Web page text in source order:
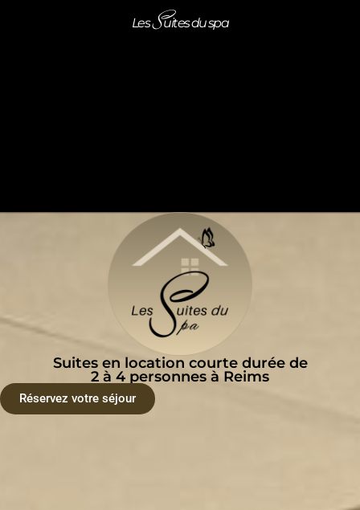
LesSuites du spa
Suites en location courte durée de
2 à 4 personnes à Reims
Réservez votre séjour